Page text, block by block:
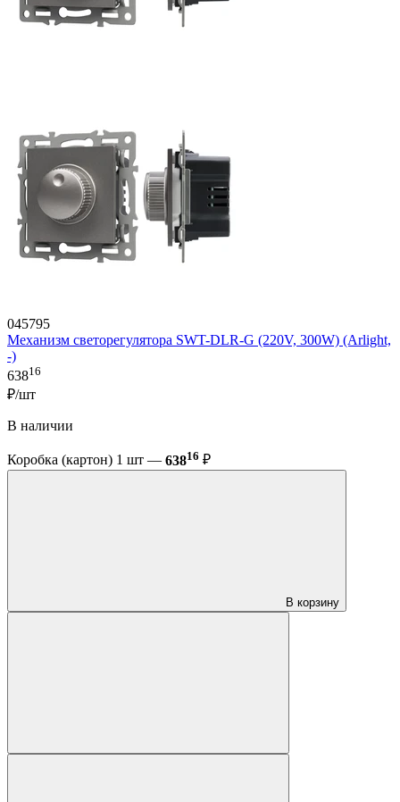
045795
Механизм светорегулятора SWT-DLR-G (220V, 300W) (Arlight,
-)
63816
₽/шт
В наличии
Коробка (картон) 1 шт — 63816 ₽
В корзину